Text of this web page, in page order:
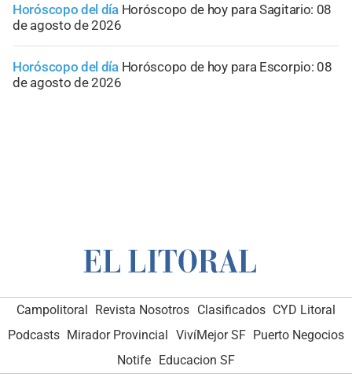
Horóscopo del día Horóscopo de hoy para Sagitario: 08
de agosto de 2026
Horóscopo del día Horóscopo de hoy para Escorpio: 08
de agosto de 2026
Campolitoral Revista Nosotros Clasificados CYD Litoral
Podcasts Mirador Provincial VivíMejor SF Puerto Negocios
Notife
Educacion SF